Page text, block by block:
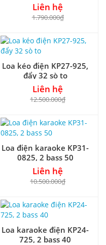
Liên hệ
1.790.000₫
Loa kéo điện KP27-925,
đẩy 32 sò to
Liên hệ
12.500.000₫
Loa điện karaoke KP31-
0825, 2 bass 50
Liên hệ
10.500.000₫
Loa karaoke điện KP24-
725, 2 bass 40